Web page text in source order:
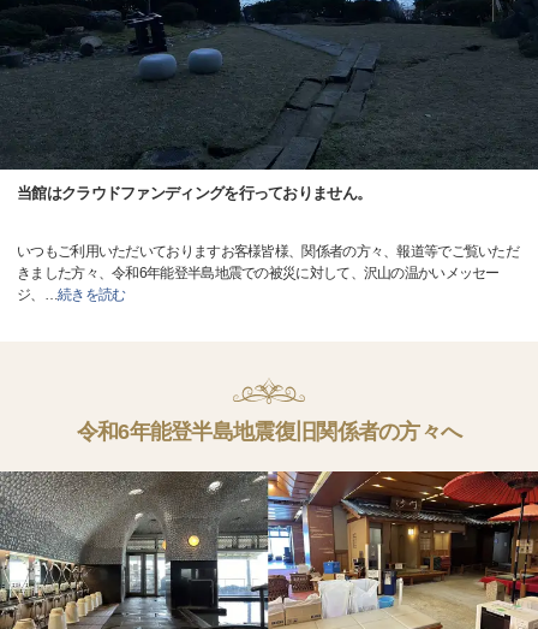
当館はクラウドファンディングを行っておりません。
いつもご利用いただいておりますお客様皆様、関係者の方々、報道等でご覧いただ
きました方々、令和6年能登半島地震での被災に対して、沢山の温かいメッセー
ジ、 …続きを読む
令和6年能登半島地震復旧関係者の方々へ